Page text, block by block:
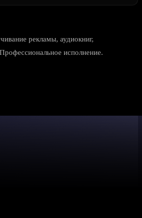
рекламы, аудиокниг,
исполнение.